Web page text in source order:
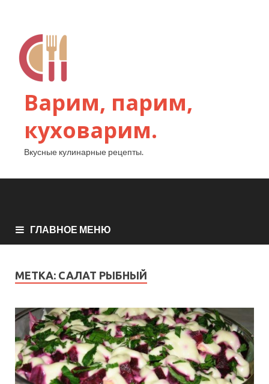
Варим, парим,
куховарим.
Вкусные кулинарные рецепты.
ГЛАВНОЕ МЕНЮ
МЕТКА: САЛАТ РЫБНЫЙ